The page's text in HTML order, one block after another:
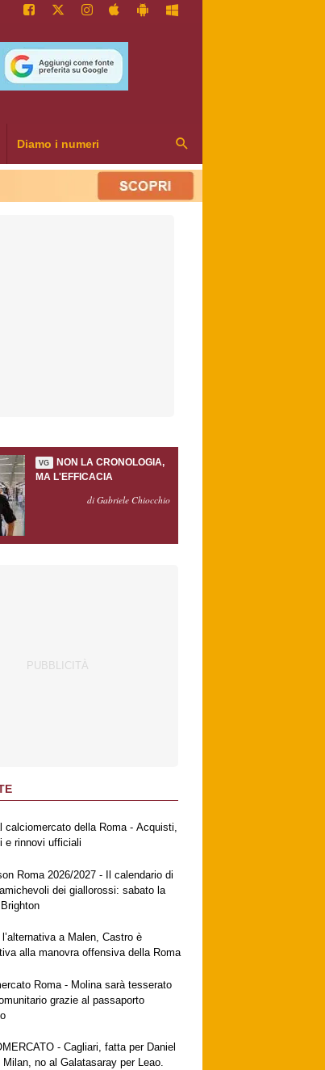
Diamo i numeri
VG
NON LA CRONOLOGIA,
MA L'EFFICACIA
di Gabriele Chiocchio
calciomercato della Roma - Acquisti,
e rinnovi ufficiali
Roma 2026/2027 - Il calendario di
dei giallorossi: sabato la
a Malen, Castro è
alla manovra offensiva della Roma
Roma - Molina sarà tesserato
grazie al passaporto
- Cagliari, fatta per Daniel
Milan, no al Galatasaray per Leao.